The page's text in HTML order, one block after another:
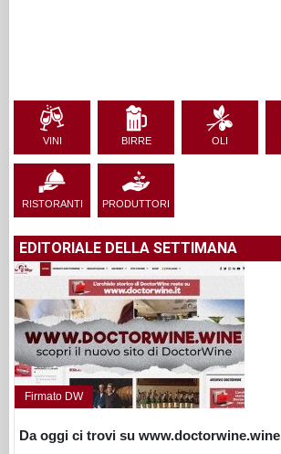
VINI BIRRE OLI
RISTORANTI PRODUTTORI
EDITORIALE DELLA SETTIMANA
Firmato DW
Da oggi ci trovi su www.doctorwine.wine